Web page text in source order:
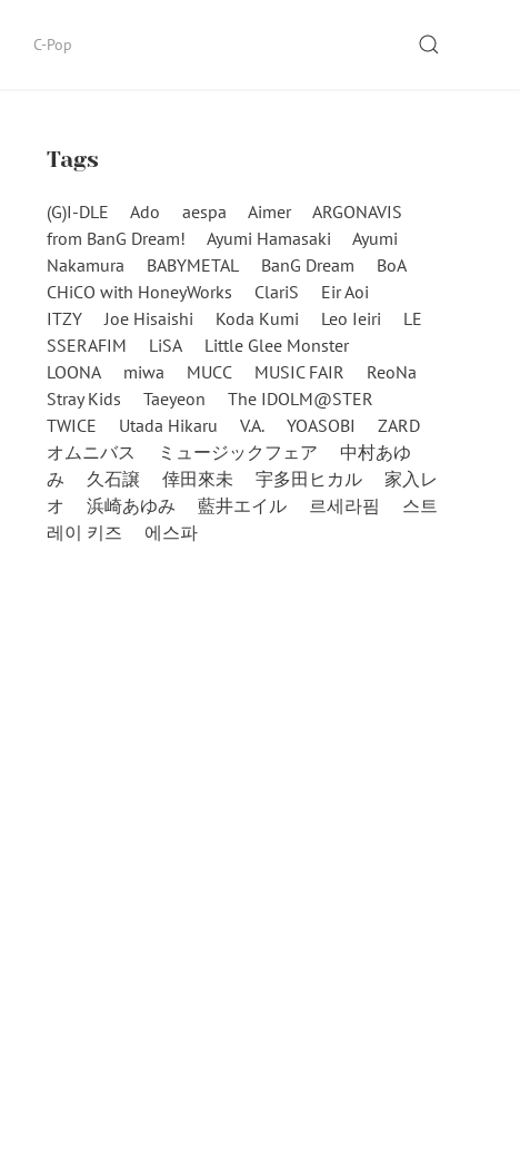
C-Pop SEARCH
Tags
(G)I-DLE Ado aespa Aimer
ARGONAVIS
from BanG Dream!
Ayumi Hamasaki
Ayumi
Nakamura
BABYMETAL BanG Dream
BoA
CHiCO with HoneyWorks
ClariS
Eir Aoi
ITZY
Joe Hisaishi Koda Kumi Leo Ieiri
LE
SSERAFIM
LiSA
Little Glee Monster
LOONA
miwa MUCC MUSIC FAIR
ReoNa
Stray Kids
Taeyeon
The IDOLM@STER
TWICE
Utada Hikaru V.A. YOASOBI
ZARD
オムニバス
ミュージックフェア
中村あゆ
み
久石譲 倖田來未 宇多田ヒカル
家入レ
オ
浜崎あゆみ 藍井エイル 르세라핌
스트
레이 키즈
에스파